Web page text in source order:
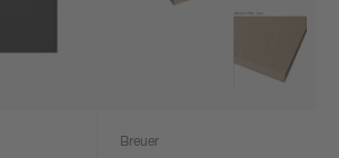
Breuer